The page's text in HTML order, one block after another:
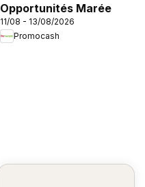
Opportunités Marée
11/08 - 13/08/2026
Promocash